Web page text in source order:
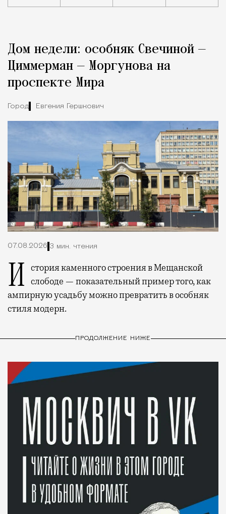
Город
Дом недели: особняк Свечиной —
Циммерман — Моргунова на
проспекте Мира
Город Евгения Гершкович
07.08.2026 3 мин. чтения
История каменного строения в Мещанской слободе — показательный пример того, как
ампирную усадьбу можно превратить в особняк
стиля модерн.
ПРОДОЛЖЕНИЕ НИЖЕ